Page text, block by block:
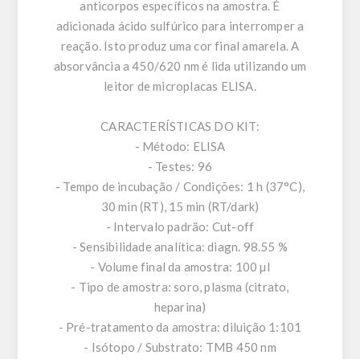
anticorpos específicos na amostra. É
adicionada ácido sulfúrico para interromper a
reação. Isto produz uma cor final amarela. A
absorvância a 450/620 nm é lida utilizando um
leitor de microplacas ELISA.
CARACTERÍSTICAS DO KIT:
- Método: ELISA
- Testes: 96
- Tempo de incubação / Condições: 1 h (37°C),
30 min (RT), 15 min (RT/dark)
- Intervalo padrão: Cut-off
- Sensibilidade analítica: diagn. 98.55 %
- Volume final da amostra: 100 µl
- Tipo de amostra: soro, plasma (citrato,
heparina)
- Pré-tratamento da amostra: diluição 1:101
- Isótopo / Substrato: TMB 450 nm